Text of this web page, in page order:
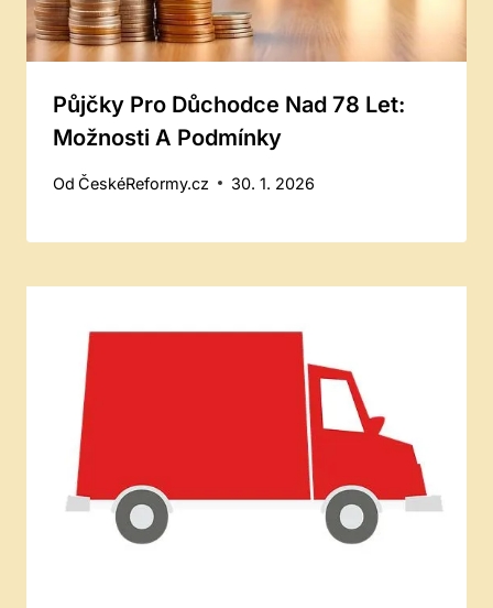
Půjčky Pro Důchodce Nad 78 Let:
Možnosti A Podmínky
Od ČeskéReformy.cz 30. 1. 2026